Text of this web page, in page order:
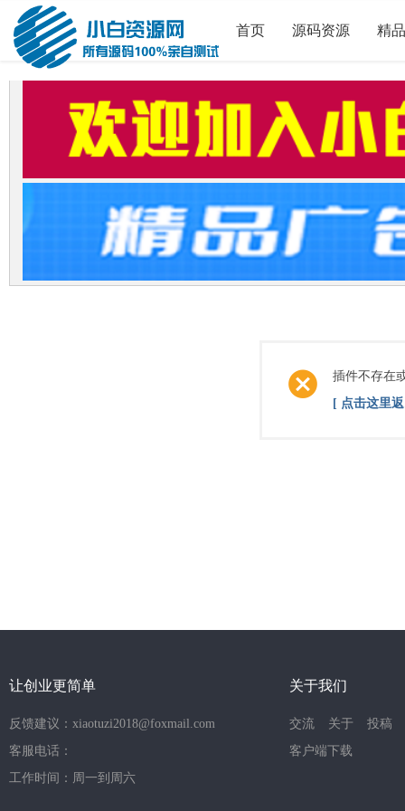
首页 源码资源 精
插件不存在
[ 点击这里
让创业更简单
反馈建议：xiaotuzi2018@foxmail.com
客服电话：
工作时间：周一到周六
关于我们
交流 关于
投稿
客户端下载